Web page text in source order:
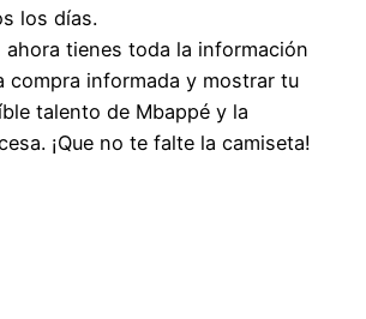
los días.
ahora tienes toda la información
compra informada y mostrar tu
talento de Mbappé y la
¡Que no te falte la camiseta!